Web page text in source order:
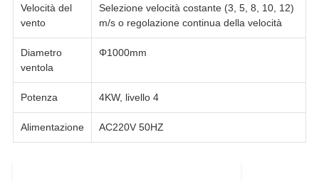
Velocità del
vento
Selezione velocità costante (3, 5, 8, 10, 12)
m/s o regolazione continua della velocità
Diametro
ventola
Φ1000mm
Potenza 4KW, livello 4
Alimentazione AC220V 50HZ